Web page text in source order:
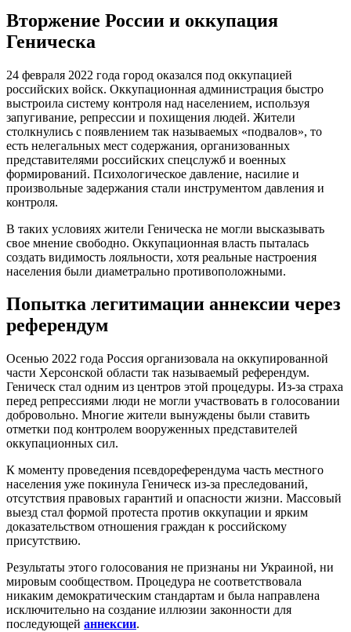
Вторжение России и оккупация
Геническа
24 февраля 2022 года город оказался под оккупацией
российских войск. Оккупационная администрация быстро
выстроила систему контроля над населением, используя
запугивание, репрессии и похищения людей. Жители
столкнулись с появлением так называемых «подвалов», то
есть нелегальных мест содержания, организованных
представителями российских спецслужб и военных
формирований. Психологическое давление, насилие и
произвольные задержания стали инструментом давления и
контроля.
В таких условиях жители Геническа не могли высказывать
свое мнение свободно. Оккупационная власть пыталась
создать видимость лояльности, хотя реальные настроения
населения были диаметрально противоположными.
Попытка легитимации аннексии через
референдум
Осенью 2022 года Россия организовала на оккупированной
части Херсонской области так называемый референдум.
Геническ стал одним из центров этой процедуры. Из-за страха
перед репрессиями люди не могли участвовать в голосовании
добровольно. Многие жители вынуждены были ставить
отметки под контролем вооруженных представителей
оккупационных сил.
К моменту проведения псевдореферендума часть местного
населения уже покинула Геническ из-за преследований,
отсутствия правовых гарантий и опасности жизни. Массовый
выезд стал формой протеста против оккупации и ярким
доказательством отношения граждан к российскому
присутствию.
Результаты этого голосования не признаны ни Украиной, ни
мировым сообществом. Процедура не соответствовала
никаким демократическим стандартам и была направлена
исключительно на создание иллюзии законности для
последующей аннексии.